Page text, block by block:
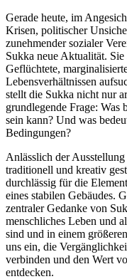
Gerade heute, im
Krisen, politischer
zunehmender sozialer
Sukka neue Aktualität.
Geflüchtete,
Lebensverhältnissen
stellt die Sukka nicht nur
grundlegende Frage: Was
sein kann? Und was
Bedingungen?
Anlässlich der
traditionell und kreativ
durchlässig für die
eines stabilen Gebäudes.
zentraler Gedanke von
menschliches Leben und
sind und in einem
uns ein, die
verbinden und den Wert
entdecken.